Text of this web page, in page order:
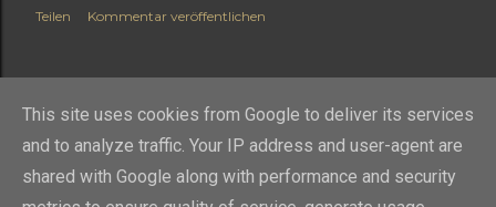
Teilen Kommentar veröffentlichen
ÄLTERE POSTS
This site uses cookies from Google to deliver its services
and to analyze traffic. Your IP address and user-agent are
shared with Google along with performance and security